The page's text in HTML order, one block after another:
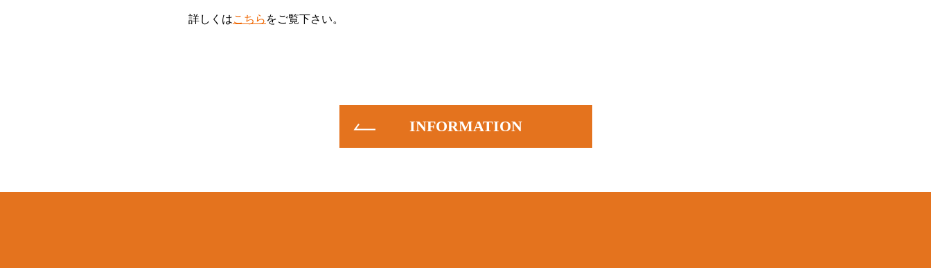
詳しくはこちら をご覧下さい。
INFORMATION